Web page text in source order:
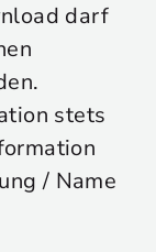
darf
stets
/ Name